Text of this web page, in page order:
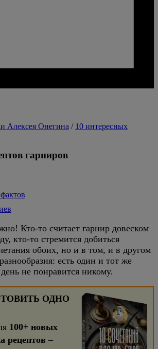
Алексея Онегина / 10 интересных
гарниров
Кто-то считает гарнир довеском
кто-то стремится добиться
обоих, но и в том, и в другом
есть один и тот же
не понравится никому.
ОДНО
100+ новых
рецептов –